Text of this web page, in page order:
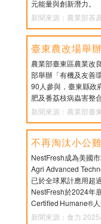
元能量與創新潛力。
新聞來源：農業部茶
臺東農改場舉
農業部臺東區農業改
部舉辦「有機及友善
90人參與，臺東縣政
肥及番荔枝病蟲害整
新聞來源：農業部臺
不再淘汰小公
NestFresh成為美國
Agri Advanced
已於全球累計應用超
NestFresh於2024年
Certified Humane®人
新聞來源：食力